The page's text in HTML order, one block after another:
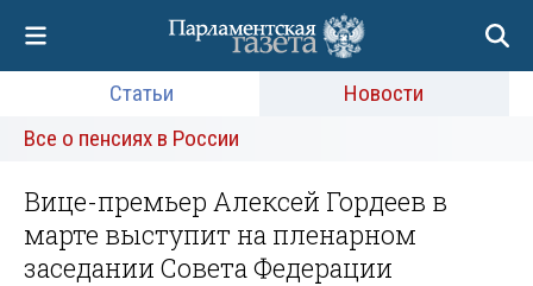
Статьи
Новости
Все о пенсиях в России
Вице-премьер Алексей Гордеев в
марте выступит на пленарном
заседании Совета Федерации